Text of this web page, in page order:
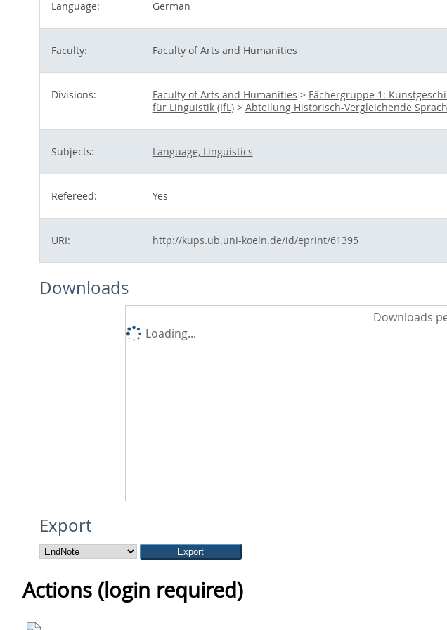
Language: German
Faculty: Faculty of Arts and Humanities
Divisions: Faculty of Arts and Humanities > Fächergruppe 1:
für Linguistik (IfL)> Abteilung Historisch-Vergleichende
Subjects: Language, Linguistics
Refereed: Yes
URI: http://kups.ub.uni-koeln.de/id/eprint/61395
Downloads
Downloads
Loading...
Export
Actions (login required)